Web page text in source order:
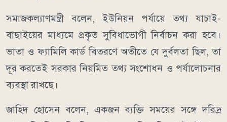
সমাজকল্যাণমন্ত্রী বলেন, ইউনিয়ন পর্যায়ে তথ্য যাচাই-
বাছাইয়ের মাধ্যমে প্রকৃত সুবিধাভোগী নির্বাচন করা হবে।
ভাতা ও ফ্যামিলি কার্ড বিতরণে অতীতে যে দুর্বলতা ছিল, তা
দূর করতেই সরকার নিয়মিত তথ্য সংশোধন ও পর্যালোচনার
ব্যবস্থা রাখছে।
জাহিদ হোসেন বলেন, একজন ব্যক্তি সময়ের সঙ্গে দরিদ্র